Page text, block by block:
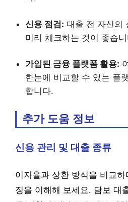
신용 점검: 대출 전 자신의
미리 체크하는 것이 좋습
가입된 금융 플랫폼 활용:
한눈에 비교할 수 있는 플
합니다.
추가 도움 정보
신용 관리 및 대출 종류
이자율과 상환 방식을 비교
징을 이해해 보세요. 담보 대